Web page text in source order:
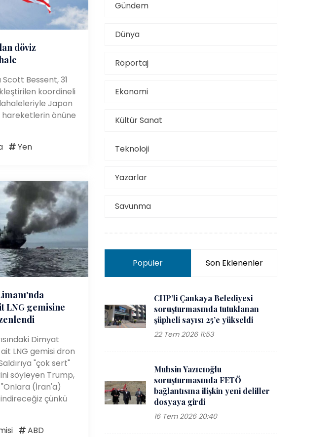
döviz
Scott Bessent, 31
koordineli
Japon
hareketlerin önüne
Yen
LNG gemisine
Dimyat
LNG gemisi dron
"çok sert"
söyleyen Trump,
(İran'a)
çünkü
ABD
Gündem
Dünya
Röportaj
Ekonomi
Kültür Sanat
Teknoloji
Yazarlar
Savunma
Popüler Son Eklenenler
CHP’li Çankaya Belediyesi
soruşturmasında tutuklanan
şüpheli sayısı 25’e yükseldi
22 Tem 2026 11:53
Muhsin Yazıcıoğlu
soruşturmasında FETÖ
bağlantısına ilişkin yeni deliller
dosyaya girdi
16 Tem 2026 20:40